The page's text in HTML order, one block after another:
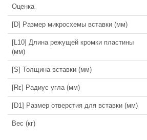
Оценка
[D] Размер микросхемы вставки (мм)
[L10] Длина режущей кромки пластины
(мм)
[S] Толщина вставки (мм)
[Rε] Радиус угла (мм)
[D1] Размер отверстия для вставки (мм)
Вес (кг)